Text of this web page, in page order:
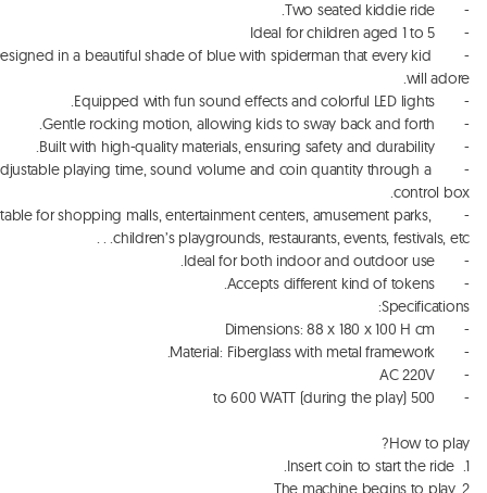
Designed in a beautiful shade of blue with spiderman that every kid
Adjustable playing time, sound volume and coin quantity through a
for shopping malls, entertainment centers, amusement parks,
Specifications:
-	500 to 600 WATT (during the play)
How to play?